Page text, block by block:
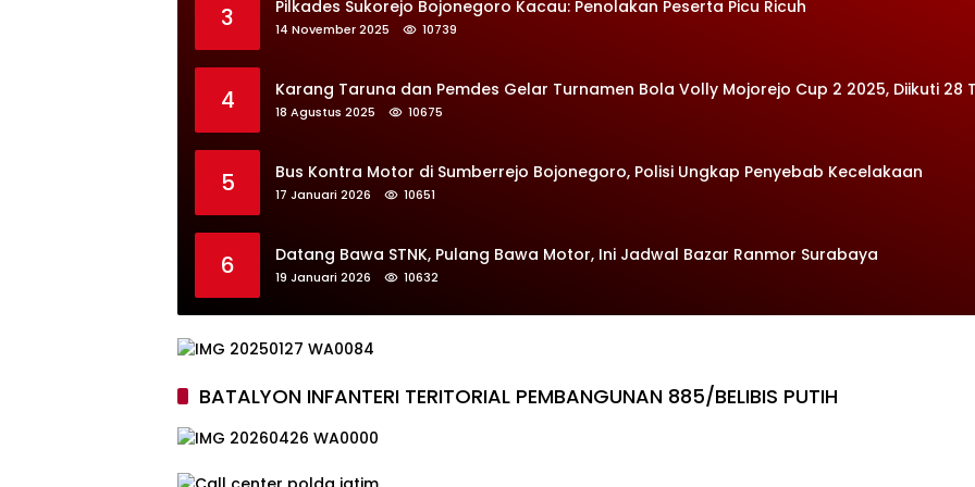
3 Pilkades Sukorejo Bojonegoro Kacau: Penolakan Peserta Picu Ricuh
14 November 2025 10739
4 Karang Taruna dan Pemdes Gelar Turnamen Bola Volly Mojorejo Cup 2 2025, Diikuti 28
18 Agustus 2025 10675
5 Bus Kontra Motor di Sumberrejo Bojonegoro, Polisi Ungkap Penyebab Kecelakaan
17 Januari 2026 10651
6 Datang Bawa STNK, Pulang Bawa Motor, Ini Jadwal Bazar Ranmor Surabaya
19 Januari 2026 10632
BATALYON INFANTERI TERITORIAL PEMBANGUNAN 885/BELIBIS PUTIH